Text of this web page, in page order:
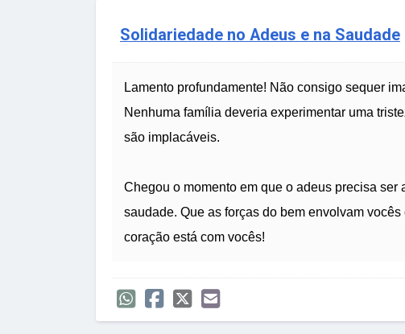
Solidariedade no Adeus e na Saudade
Lamento profundamente! Não consigo sequer
Nenhuma família deveria experimentar uma
são implacáveis.
Chegou o momento em que o adeus precisa
saudade. Que as forças do bem envolvam
coração está com vocês!